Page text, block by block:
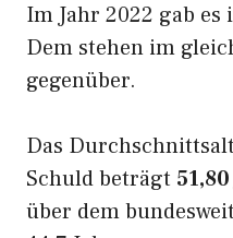
Im Jahr 2022 gab es
Dem stehen im
gegenüber.
Das
Schuld beträgt
über dem